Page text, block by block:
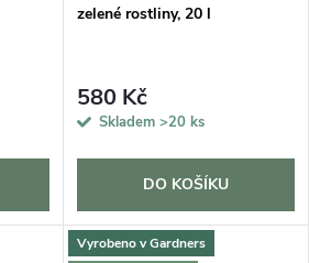
zelené rostliny, 20 l
580 Kč
Skladem >20 ks
DO KOŠÍKU
Vyrobeno v Gardners